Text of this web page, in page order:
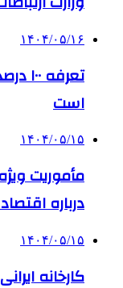
۱۴۰۴/۰۵/۱۶
است
۱۴۰۴/۰۵/۱۵
مأموریت
درباره
۱۴۰۴/۰۵/۱۵
کارخانه